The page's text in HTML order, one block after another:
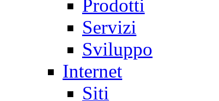
Prodotti
Servizi
Sviluppo
Internet
Siti